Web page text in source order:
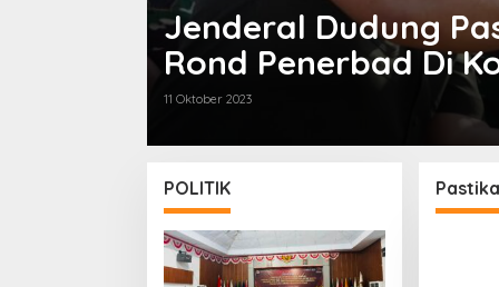
Jenderal Dudung
Rond Penerbad Di
Mendatang
11 Oktober 2023
POLITIK